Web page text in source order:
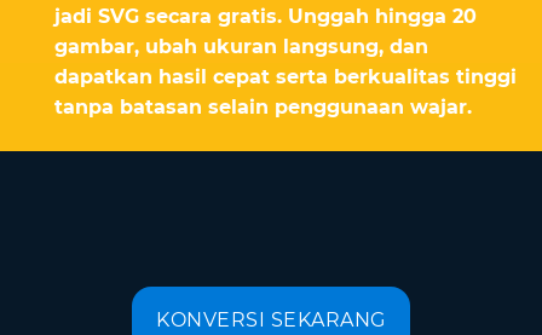
jadi SVG secara gratis. Unggah hingga 20
gambar, ubah ukuran langsung, dan
dapatkan hasil cepat serta berkualitas tinggi
tanpa batasan selain penggunaan wajar.
KONVERSI SEKARANG